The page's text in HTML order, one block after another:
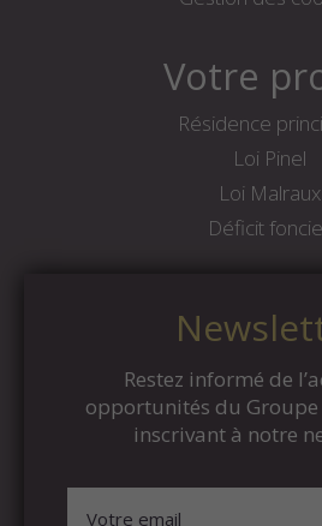
Votre
Résidence
Loi Pinel
Loi Malraux
Déficit
Restez informé de
opportunités du Groupe
inscrivant à notre